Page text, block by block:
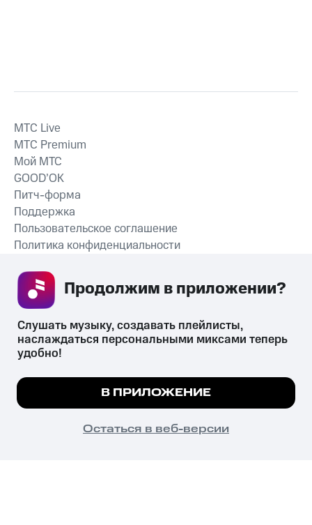
СКАЧАТЬ ПРИЛОЖЕНИЕ
MTС Live
MTС Premium
Мой МТС
GOOD’OK
Питч-форма
Поддержка
Пользовательское соглашение
Политика конфиденциальности
психотропных веществ, их аналогов причиняет вред здоровью,
их незаконный оборот запрещён и влечёт установленную
законодательством ответственность.
© 2026 ООО «КИОН».
Все права защищены
Мы используем куки, чтобы на сайте все
Подробнее
ПОНЯТНО
Слушать музыку, создавать плейлисты,
наслаждаться персональными миксами теперь
удобно!
В ПРИЛОЖЕНИЕ
Остаться в веб-версии